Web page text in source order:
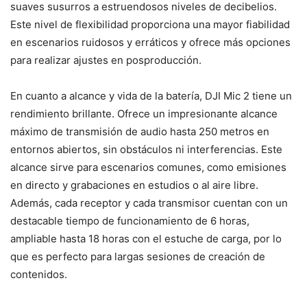
suaves susurros a estruendosos niveles de decibelios.
Este nivel de flexibilidad proporciona una mayor fiabilidad
en escenarios ruidosos y erráticos y ofrece más opciones
para realizar ajustes en posproducción.
En cuanto a alcance y vida de la batería, DJI Mic 2 tiene un
rendimiento brillante. Ofrece un impresionante alcance
máximo de transmisión de audio hasta 250 metros en
entornos abiertos, sin obstáculos ni interferencias. Este
alcance sirve para escenarios comunes, como emisiones
en directo y grabaciones en estudios o al aire libre.
Además, cada receptor y cada transmisor cuentan con un
destacable tiempo de funcionamiento de 6 horas,
ampliable hasta 18 horas con el estuche de carga, por lo
que es perfecto para largas sesiones de creación de
contenidos.